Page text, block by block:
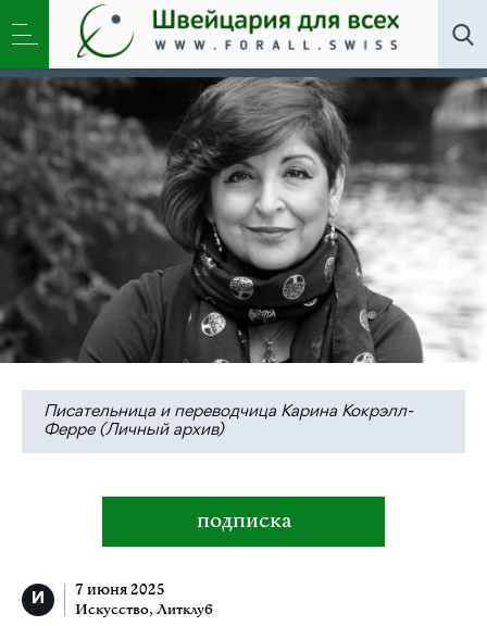
Искусство Литклуб,Новости» Карина Кокрэлл-
Ферре: «Энергия Зла деструктивна, но не
Писательница и переводчица Карина Кокрэлл-
Ферре (Личный архив)
подписка
7 июня 2025
Искусство, Литклуб